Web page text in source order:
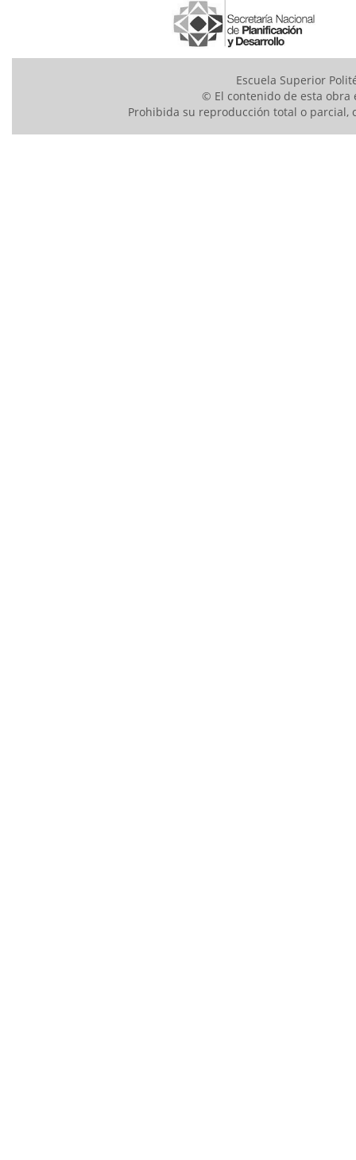
Escuela Superior
© El contenido de esta obra
Prohibida su reproducción total o